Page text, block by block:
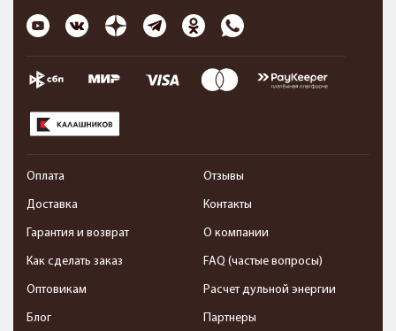
Оплата
Доставка
Гарантия и возврат
Как сделать заказ
Оптовикам
Блог
Отзывы
Контакты
О компании
FAQ (частые вопросы)
Расчет дульной энергии
Партнеры